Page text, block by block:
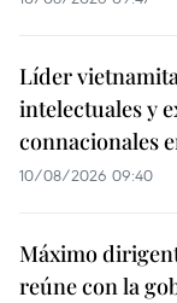
Líder
intelectuales y
connacionales
10/08/2026 09:40
Máximo
reúne con la